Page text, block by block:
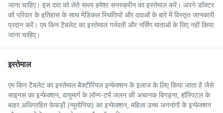
जाना चाहिए। इस दवा को लेते समय हमेशा सनस्क्रीन का इस्तेमाल करें। अपने डॉक्टर
को परिवार के इतिहास के साथ मेडिकल स्थितियों और दवाओं के बारे में विस्तृत जानकारी
प्रदान करें। एम किन टैबलेट का इस्तेमाल गर्भवती और नर्सिंग माताओं के लिए नहीं किया
जाना चाहिए।
इस्तेमाल
एम किन टैबलेट का इस्तेमाल बैक्टीरियल इन्फेक्शन के इलाज के लिए किया जाता है जैसे
साइनस का इन्फेक्शन, वायुमार्ग के लॉन्ग-टर्म जलन की अचानक बिगड़ना, हॉस्पिटल के
बाहर अधिग्रहित फेफड़ों (न्यूमोनिया) का इन्फेक्शन, महिला उच्च जननांगों के इन्फेक्शन